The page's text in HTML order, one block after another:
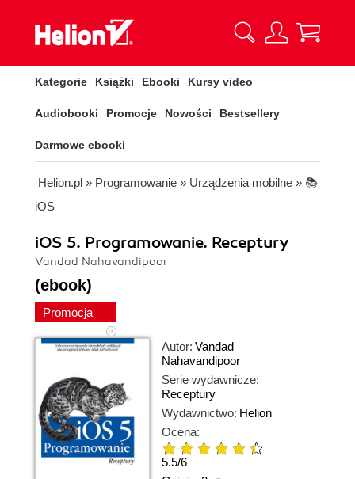
Kategorie Książki Ebooki Kursy video
Audiobooki Promocje Nowości Bestsellery
Darmowe ebooki
Helion.pl » Programowanie » Urządzenia mobilne » 📚
iOS
iOS 5. Programowanie. Receptury
Vandad Nahavandipoor
(ebook)
Promocja
Autor: Vandad
Nahavandipoor
Serie wydawnicze:
Receptury
Wydawnictwo: Helion
Ocena:
5.5/6